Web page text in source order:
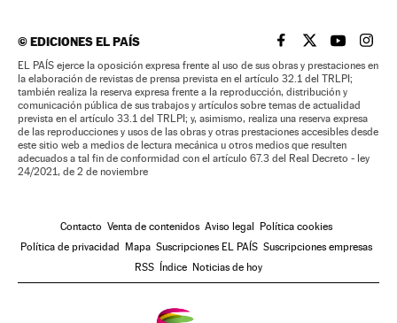
©EDICIONES EL PAÍS EL PAÍS BRASIL EN
EL PAÍSEL PAÍS
EL
EL PAÍS ejerce la oposición expresa frente al uso de sus obras y prestaciones en
la elaboración de revistas de prensa prevista en el artículo 32.1 del TRLPI;
también realiza la reserva expresa frente a la reproducción, distribución y
comunicación pública de sus trabajos y artículos sobre temas de actualidad
prevista en el artículo 33.1 del TRLPI; y, asimismo, realiza una reserva expresa
de las reproducciones y usos de las obras y otras prestaciones accesibles desde
este sitio web a medios de lectura mecánica u otros medios que resulten
adecuados a tal fin de conformidad con el artículo 67.3 del Real Decreto - ley
24/2021, de 2 de noviembre
Contacto Venta de contenidos Aviso legal Política cookies
Política de privacidad Mapa Suscripciones EL PAÍS Suscripciones empresas
RSS Índice Noticias de hoy